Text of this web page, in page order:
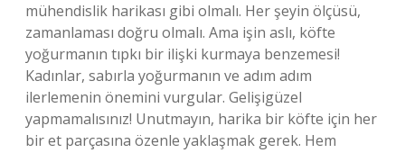
mühendislik harikası gibi olmalı. Her şeyin ölçüsü,
zamanlaması doğru olmalı. Ama işin aslı, köfte
yoğurmanın tıpkı bir ilişki kurmaya benzemesi!
Kadınlar, sabırla yoğurmanın ve adım adım
ilerlemenin önemini vurgular. Gelişigüzel
yapmamalısınız! Unutmayın, harika bir köfte için her
bir et parçasına özenle yaklaşmak gerek. Hem